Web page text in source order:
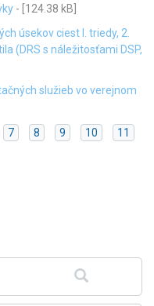
- [124.38 kB]
úsekov ciest I. triedy, 2.
(DRS s náležitosťami DSP,
služieb vo verejnom
7 8 9 10
11
Hľadať